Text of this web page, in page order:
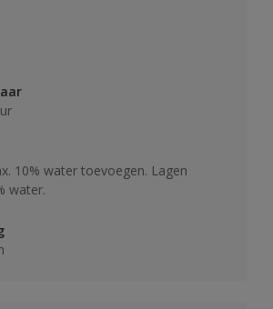
10% water toevoegen. Lagen
water.